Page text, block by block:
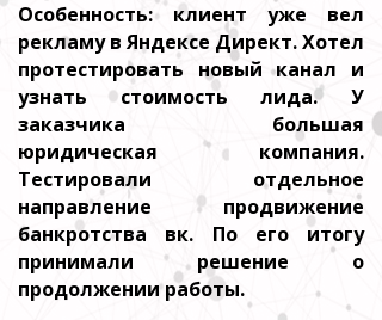
Особенность: клиент уже вел
рекламу в Яндексе Директ. Хотел
протестировать новый канал и
узнать стоимость лида. У
заказчика большая
юридическая компания.
Тестировали отдельное
направление продвижение
банкротства вк. По его итогу
принимали решение о
продолжении работы.